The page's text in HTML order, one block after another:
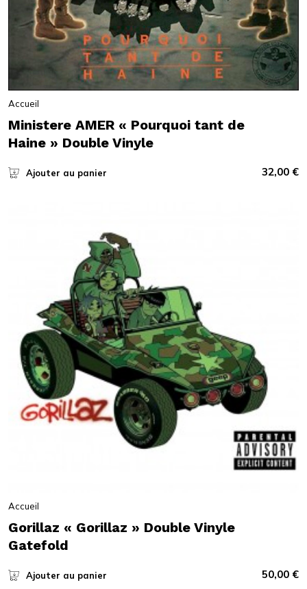
Accueil
Ministere AMER « Pourquoi tant de
Haine » Double Vinyle
Ajouter au panier 32,00 €
Accueil
Gorillaz « Gorillaz » Double Vinyle
Gatefold
Ajouter au panier 50,00 €